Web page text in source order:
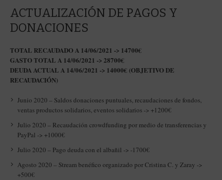
ACTUALIZACIÓN DE PAGOS Y
DONACIONES
TOTAL RECAUDADO A 14/06/2021 -> 14700€
GASTO TOTAL A 14/06/2021 -> 28700€
DEUDA ACTUAL A 14/06/2021 -> 14000€ (OBJETIVO DE
RECAUDACIÓN)
Junio 2020 – Saldos donaciones puntuales, recaudaciones de fondos,
ventas productos solidarios, eventos solidarios -> +1200€
Julio 2020 – Recaudación crowdfunding por medio de transferencias y
PayPal -> +1000€
Julio 2020 – Pago deuda con el albañil -> -1700€
Agosto 2020 – Stream benéfico organizado por Cristina C. y Zaray ->
+500€